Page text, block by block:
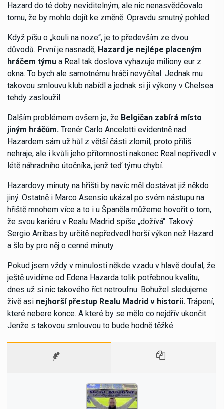
Hazard do té doby neviditelným, ale nic nenasvědčovalo
tomu, že by mohlo dojít ke změně. Opravdu smutný pohled.
Když píšu o „kouli na noze“, je to především ze dvou
důvodů. První je nasnadě, Hazard je nejlépe placeným
hráčem týmu a Real tak doslova vyhazuje miliony eur z
okna. To bych ale samotnému hráči nevyčítal. Jednak mu
takovou smlouvu klub nabídl a jednak si ji výkony v Chelsea
tehdy zasloužil.
Dalším problémem ovšem je, že Belgičan zabírá místo
jiným hráčům. Trenér Carlo Ancelotti evidentně nad
Hazardem sám už hůl z větší části zlomil, proto příliš
nehraje, ale i kvůli jeho přítomnosti nakonec Real nepřivedl v
létě náhradního útočníka, jenž teď týmu chybí.
Hazardovy minuty na hřišti by navíc měl dostávat již někdo
jiný. Ostatně i Marco Asensio ukázal po svém nástupu na
hřiště mnohem více a to i u Španěla můžeme hovořit o tom,
že svou kariéru v Realu Madrid spíše „dožívá“. Takový
Sergio Arribas by určitě nepředvedl horší výkon než Hazard
a šlo by pro něj o cenné minuty.
Pokud jsem vždy v minulosti někde vzadu v hlavě doufal, že
ještě uvidíme od Edena Hazarda tolik potřebnou kvalitu,
dnes už si nic takového říct netroufnu. Bohužel sledujeme
živě asi nejhorší přestup Realu Madrid v historii. Trápení,
které nebere konce. A které by se mělo co nejdřív ukončit.
Jenže s takovou smlouvou to bude hodně těžké.